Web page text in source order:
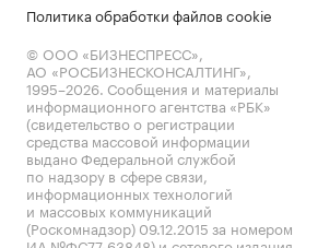
Политика обработки файлов cookie
© ООО «БИЗНЕСПРЕСС»,
АО «РОСБИЗНЕСКОНСАЛТИНГ»,
1995–2026. Сообщения и материалы
информационного агентства «РБК»
(свидетельство о регистрации
средства массовой информации
выдано Федеральной службой
по надзору в сфере связи,
информационных технологий
и массовых коммуникаций
(Роскомнадзор) 09.12.2015 за номером